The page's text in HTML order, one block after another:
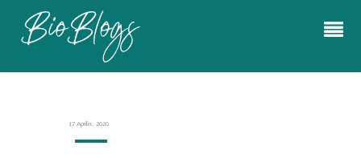
17 Aprīlis, 2020